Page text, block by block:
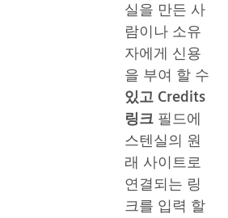
실을 만든 사
람이나 소유
자에게 신용
을 부여 할 수
있고 Credits
링크 필드에
스텐실의 원
래 사이트로
연결되는 링
크를 입력 할